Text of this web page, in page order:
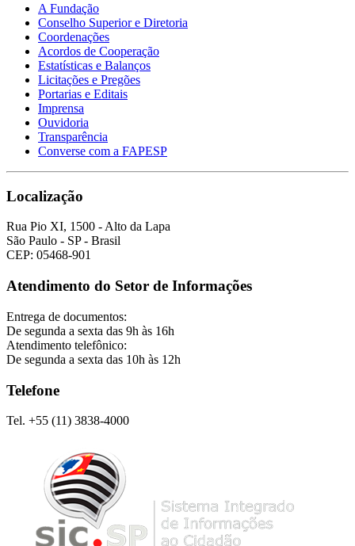
A Fundação
Conselho Superior e Diretoria
Coordenações
Acordos de Cooperação
Estatísticas e Balanços
Licitações e Pregões
Portarias e Editais
Imprensa
Ouvidoria
Transparência
Converse com a FAPESP
Localização
Rua Pio XI, 1500 - Alto da Lapa
São Paulo - SP - Brasil
CEP: 05468-901
Atendimento do Setor de Informações
Entrega de documentos:
De segunda a sexta das 9h às 16h
Atendimento telefônico:
De segunda a sexta das 10h às 12h
Telefone
Tel. +55 (11) 3838-4000